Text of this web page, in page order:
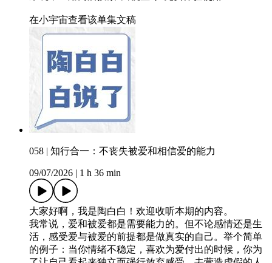
在小宇宙查看该单集文稿
058 | 知行合一：不丧失被爱和相信爱的能力
09/07/2026 1 h 36 min
大家好啊，我是陶白白！欢迎收听本期的内容。
我常说，爱和被爱都是需要能力的。但不论感情还是生
活，感受爱与被爱的前提都是做真实的自己。举个简单
的例子：当你情绪不稳定，喜欢为爱付出的时候，你为